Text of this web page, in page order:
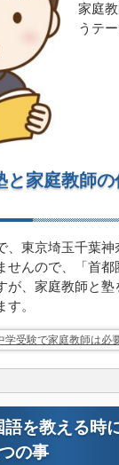
家庭
うテ
と家庭教師
、東京埼玉千葉
せんので、「首
が、家庭教師と
。
学受験で家庭教師は必
を教える時
の事